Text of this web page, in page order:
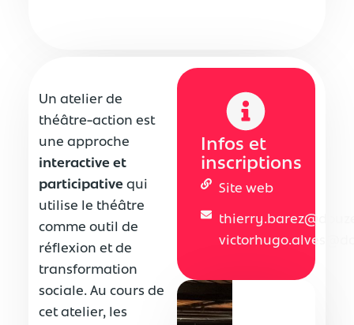
Un atelier de
théâtre-action est
une approche
interactive et
participative qui
utilise le théâtre
comme outil de
réflexion et de
transformation
sociale. Au cours de
cet atelier, les
Infos et
inscriptions
Site web